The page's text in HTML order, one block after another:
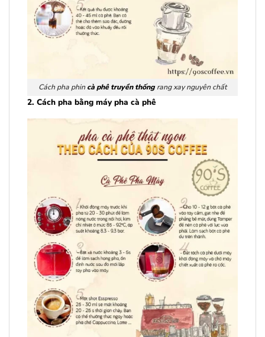
Cách pha phincà phê truyền thốngrang xay nguyên chất
2. Cách pha bằng máy pha cà phê